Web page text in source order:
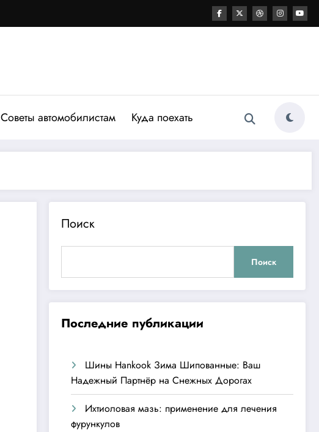
Советы автомобилистам Куда поехать
Поиск
Поиск
Последние публикации
Шины Hankook Зима Шипованные: Ваш
Надежный Партнёр на Снежных Дорогах
Ихтиоловая мазь: применение для лечения
фурункулов